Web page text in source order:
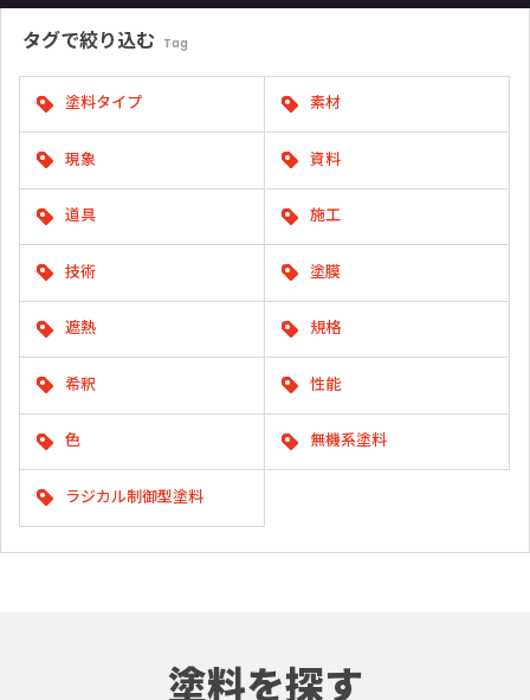
タグで絞り込む Tag
塗料タイプ 素材
現象 資料
道具 施工
技術 塗膜
遮熱 規格
希釈 性能
色 無機系塗料
ラジカル制御型塗料
塗料を探す